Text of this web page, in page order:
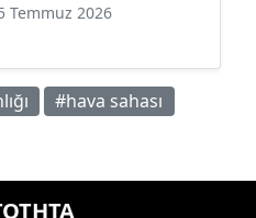
Temmuz 2026
#hava sahası